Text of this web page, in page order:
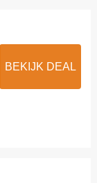
BEKIJK DEAL